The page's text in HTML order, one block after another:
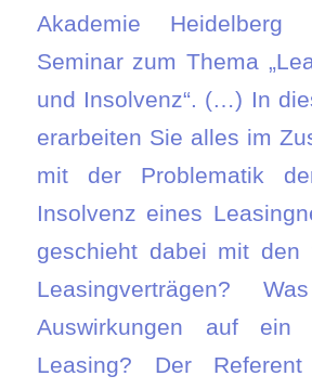
Akademie Heidelberg
Seminar zum Thema
und Insolvenz“. (…) In
erarbeiten Sie alles im
mit der Problematik
Insolvenz eines
geschieht dabei mit den
Leasingverträgen?
Auswirkungen auf ein
Leasing? Der